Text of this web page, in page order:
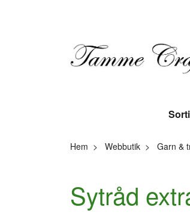
Hem Webbutik Garn &
Sytråd